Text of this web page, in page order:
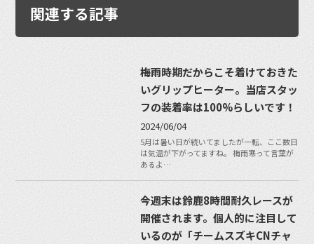
関連する記事
梅雨時期だからこそ着けておきた
いグリップヒーター。当店スタッ
フの装着率は100%らしいです！
2024/06/04
5月は暑い日が続いてましたが一転、ここ数日
は気温が下がってますね。 梅雨寒って言葉が
あるよ…
今週末は鈴鹿8時間耐久レースが
開催されます。個人的に注目して
いるのが「チームスズキCNチャ